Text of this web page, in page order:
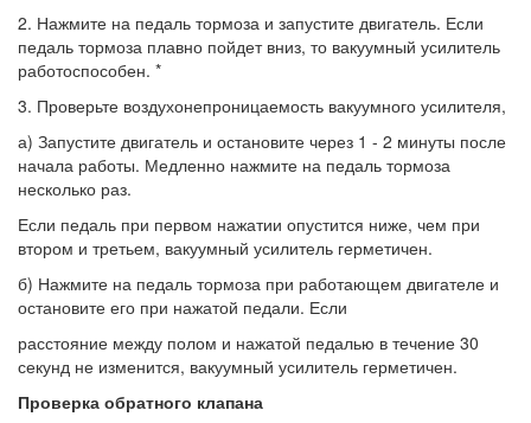
2. Нажмите на педаль тормоза и запустите двигатель. Если
педаль тормоза плавно пойдет вниз, то вакуумный усилитель
работоспособен. *
3. Проверьте воздухонепроницаемость вакуумного усилителя,
а) Запустите двигатель и остановите через 1 - 2 минуты после
начала работы. Медленно нажмите на педаль тормоза
несколько раз.
Если педаль при первом нажатии опустится ниже, чем при
втором и третьем, вакуумный усилитель герметичен.
б) Нажмите на педаль тормоза при работающем двигателе и
остановите его при нажатой педали. Если
расстояние между полом и нажатой педалью в течение 30
секунд не изменится, вакуумный усилитель герметичен.
Проверка обратного клапана